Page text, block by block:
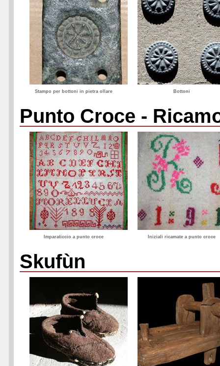
Stampo per bottoni in pietra ollare Bottoni
Punto Croce -
Imparaticcio a punto croce Iniziali ricamate a punto croce
Skufùn